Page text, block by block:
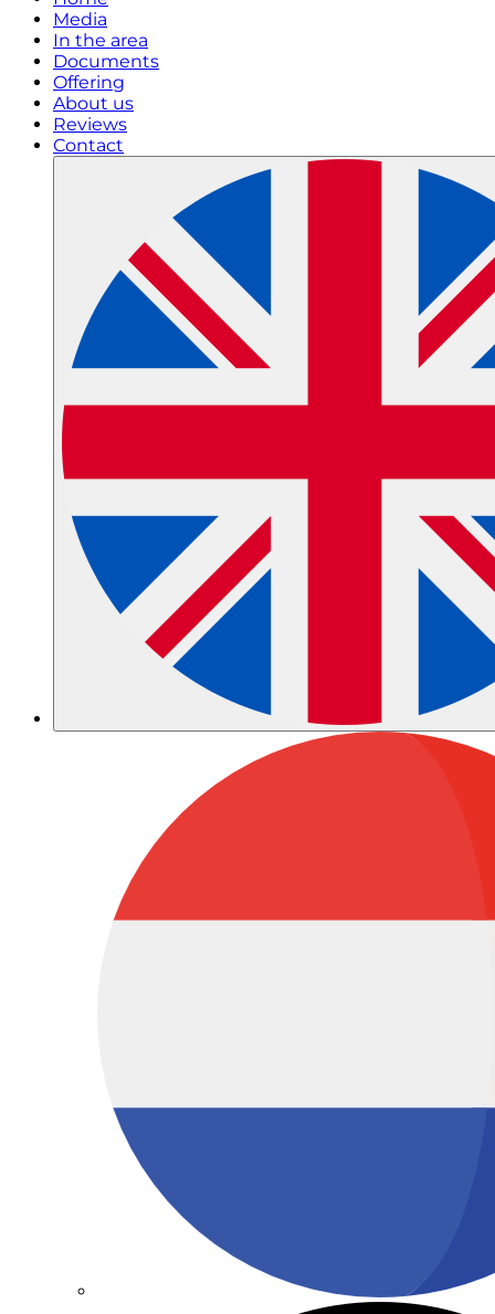
Media
In the area
Documents
Offering
About us
Reviews
Contact